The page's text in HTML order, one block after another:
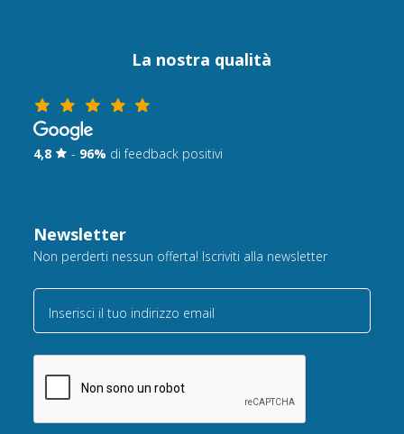
La nostra qualità
4,8 - 96% di feedback positivi
Newsletter
Non perderti nessun offerta! Iscriviti alla newsletter
Inserisci il tuo indirizzo email